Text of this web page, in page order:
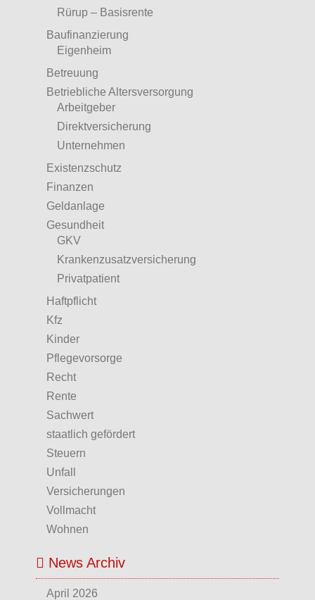
Rürup – Basisrente
Baufinanzierung
Eigenheim
Betreuung
Betriebliche Altersversorgung
Arbeitgeber
Direktversicherung
Unternehmen
Existenzschutz
Finanzen
Geldanlage
Gesundheit
GKV
Krankenzusatzversicherung
Privatpatient
Haftpflicht
Kfz
Kinder
Pflegevorsorge
Recht
Rente
Sachwert
staatlich gefördert
Steuern
Unfall
Versicherungen
Vollmacht
Wohnen
News Archiv
April 2026